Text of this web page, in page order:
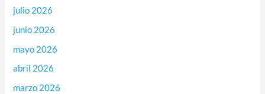
julio 2026
junio 2026
mayo 2026
abril 2026
marzo 2026